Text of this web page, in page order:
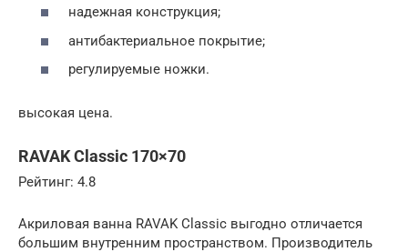
надежная конструкция;
антибактериальное покрытие;
регулируемые ножки.
высокая цена.
RAVAK Classic 170×70
Рейтинг: 4.8
Акриловая ванна RAVAK Classic выгодно отличается
большим внутренним пространством. Производитель